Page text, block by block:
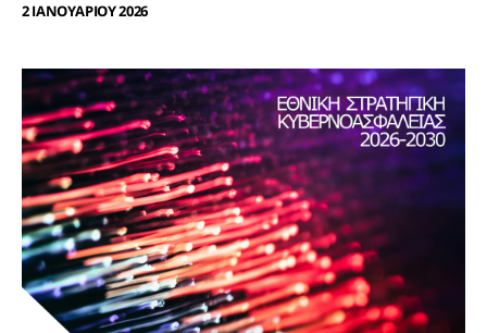
2 ΙΑΝΟΥΑΡΙΟΥ 2026